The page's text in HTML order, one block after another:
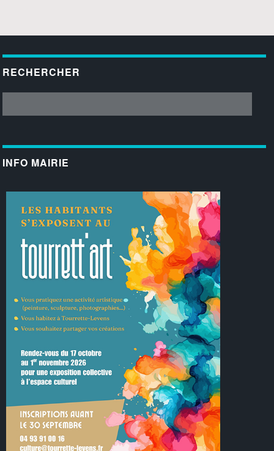
RECHERCHER
INFO MAIRIE